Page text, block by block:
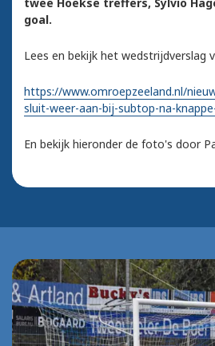
goal.
Lees en bekijk het wedstrijdverslag
https://www.omroepzeeland.nl/
sluit-weer-aan-bij-subtop-na-
En bekijk hieronder de foto's door